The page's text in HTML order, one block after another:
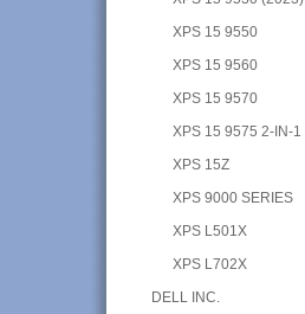
XPS 15 9550
XPS 15 9560
XPS 15 9570
XPS 15 9575 2-IN-1
XPS 15Z
XPS 9000 SERIES
XPS L501X
XPS L702X
DELL INC.